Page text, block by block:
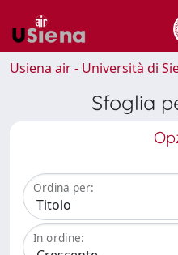
Usiena air - Università di
Sfoglia
Ordina per:
In ordine: